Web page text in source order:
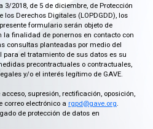
2018, de 5 de diciembre, de Protección
Derechos Digitales (LOPDGDD), los
formulario serán objeto de
la finalidad de ponernos en contacto con
consultas planteadas por medio del
el tratamiento de sus datos es su
precontractuales o contractuales,
y/o el interés legítimo de GAVE.
supresión, rectificación, oposición,
electrónico a rgpd@gave.org.
de protección de datos en